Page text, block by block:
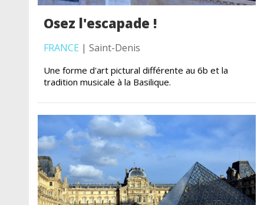
Osez l'escapade !
FRANCE | Saint-Denis
Une forme d'art pictural différente au 6b et la
tradition musicale à la Basilique.